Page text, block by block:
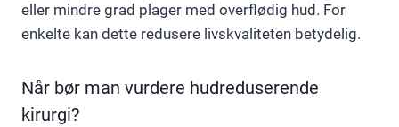
eller mindre grad plager med overflødig hud. For
enkelte kan dette redusere livskvaliteten betydelig.
Når bør man vurdere hudreduserende
kirurgi?